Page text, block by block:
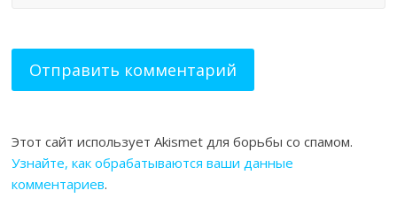
Этот сайт использует Akismet для борьбы со спамом.
Узнайте, как обрабатываются ваши данные
комментариев.